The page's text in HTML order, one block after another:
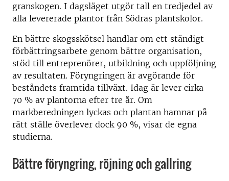
granskogen. I dagsläget utgör tall en tredjedel av
alla levererade plantor från Södras plantskolor.
En bättre skogsskötsel handlar om ett ständigt
förbättringsarbete genom bättre organisation,
stöd till entreprenörer, utbildning och uppföljning
av resultaten. Föryngringen är avgörande för
beståndets framtida tillväxt. Idag är lever cirka
70 % av plantorna efter tre år. Om
markberedningen lyckas och plantan hamnar på
rätt ställe överlever dock 90 %, visar de egna
studierna.
Bättre föryngring, röjning och gallring